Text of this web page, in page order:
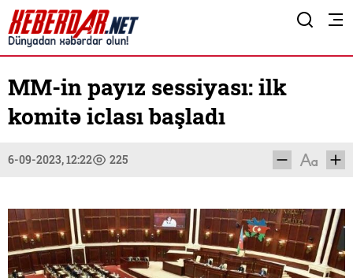
MM-in payız sessiyası: ilk
komitə iclası başladı
6-09-2023, 12:22 225